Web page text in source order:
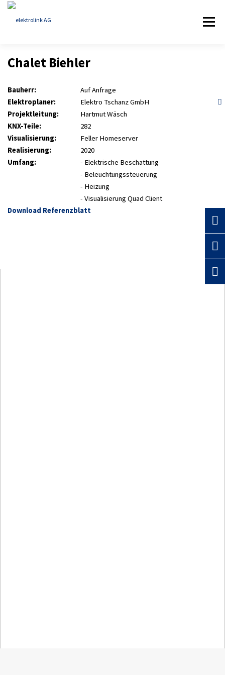
Zum
springen
Menü
HOME KOMPETENZ
ÜBER ELEKTROLINK AKTUELLES
Chalet Biehler
Bauherr:
Auf Anfrage
Elektroplaner:
Elektro Tschanz GmbH
Projektleitung:
Hartmut Wäsch
KNX-Teile:
282
Visualisierung:
Feller Homeserver
Realisierung:
2020
Umfang:
- Elektrische Beschattung
- Beleuchtungssteuerung
- Heizung
- Visualisierung Quad Client
Download Referenzblatt